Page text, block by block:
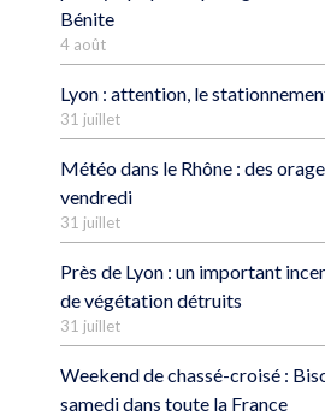
Bénite
4 août
Lyon : attention, le
31 juillet
Météo dans le Rhône : des
vendredi
31 juillet
Près de Lyon : un important
de végétation détruits
31 juillet
Weekend de chassé-croisé :
samedi dans toute la France